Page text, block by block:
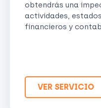
obtendrás una
actividades,
financieros y
VER SERVICIO